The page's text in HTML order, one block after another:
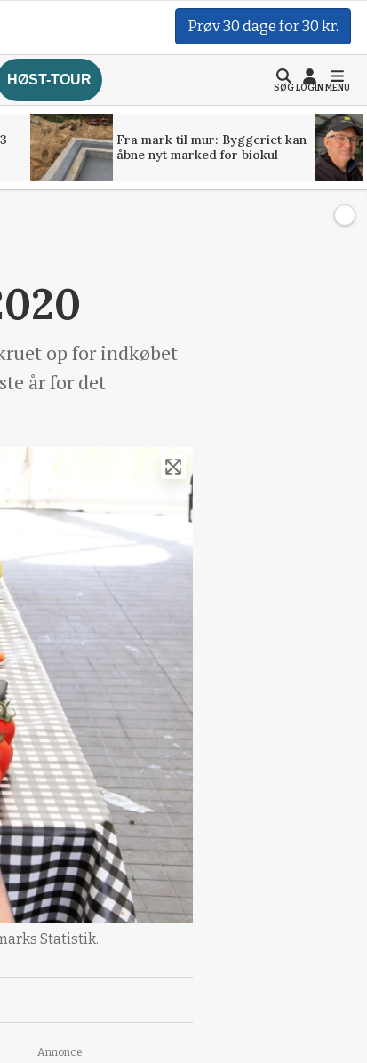
Prøv 30 dage for 30 kr.
HØST-TOUR
SØGLOGINMENU
Fra mark til mur: Byggeriet kan
åbne nyt marked for biokul
op for indkøbet
år for det
Statistik.
Annonce